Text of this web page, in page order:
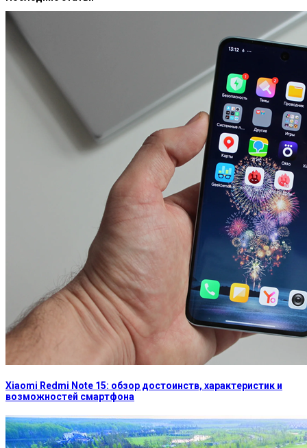
Xiaomi Redmi Note 15: обзор достоинств, характеристик и
возможностей смартфона